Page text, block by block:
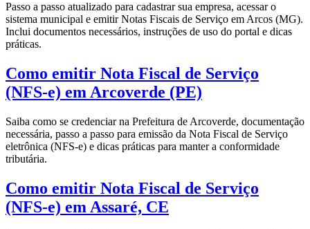
Passo a passo atualizado para cadastrar sua empresa, acessar o
sistema municipal e emitir Notas Fiscais de Serviço em Arcos (MG).
Inclui documentos necessários, instruções de uso do portal e dicas
práticas.
Como emitir Nota Fiscal de Serviço
(NFS-e) em Arcoverde (PE)
Saiba como se credenciar na Prefeitura de Arcoverde, documentação
necessária, passo a passo para emissão da Nota Fiscal de Serviço
eletrônica (NFS-e) e dicas práticas para manter a conformidade
tributária.
Como emitir Nota Fiscal de Serviço
(NFS-e) em Assaré, CE